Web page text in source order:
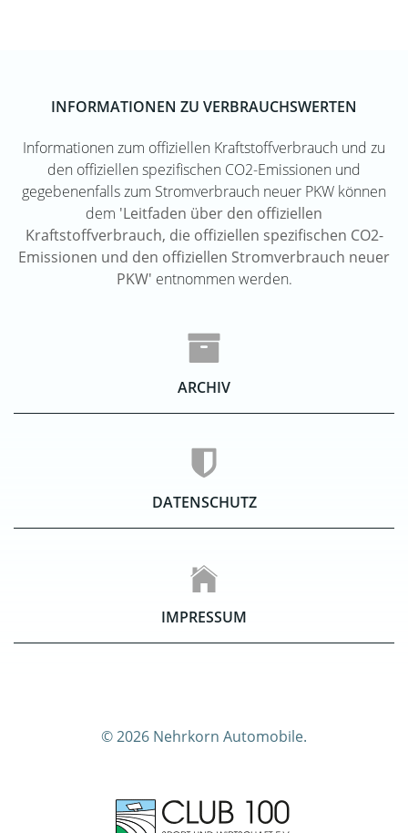
INFORMATIONEN ZU VERBRAUCHSWERTEN
Informationen zum offiziellen Kraftstoffverbrauch und zu
den offiziellen spezifischen CO2-Emissionen und
gegebenenfalls zum Stromverbrauch neuer PKW können
dem 'Leitfaden über den offiziellen
Kraftstoffverbrauch, die offiziellen spezifischen CO2-
Emissionen und den offiziellen Stromverbrauch neuer
PKW' entnommen werden.
ARCHIV
DATENSCHUTZ
IMPRESSUM
© 2026 Nehrkorn Automobile.